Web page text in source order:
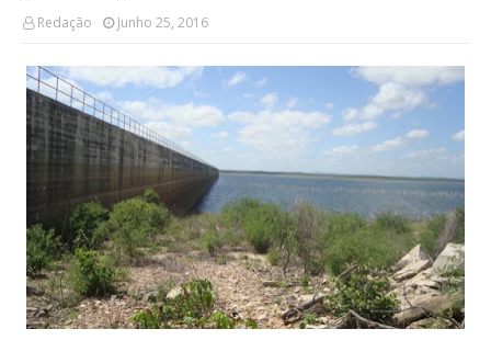
Redação Junho 25, 2016